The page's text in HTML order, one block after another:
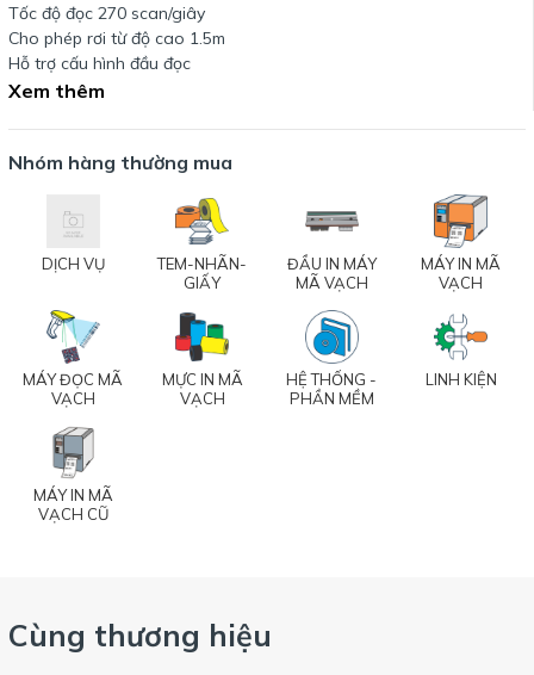
Tốc độ đọc 270 scan/giây
Cho phép rơi từ độ cao 1.5m
Hỗ trợ cấu hình đầu đọc
Xem thêm
Nhóm hàng thường mua
DỊCH VỤ
TEM-NHÃN-
GIẤY
ĐẦU IN MÁY
MÃ VẠCH
MÁY IN MÃ
VẠCH
MÁY ĐỌC MÃ
VẠCH
MỰC IN MÃ
VẠCH
HỆ THỐNG -
PHẦN MỀM
LINH KIỆN
MÁY IN MÃ
VẠCH CŨ
Cùng thương hiệu